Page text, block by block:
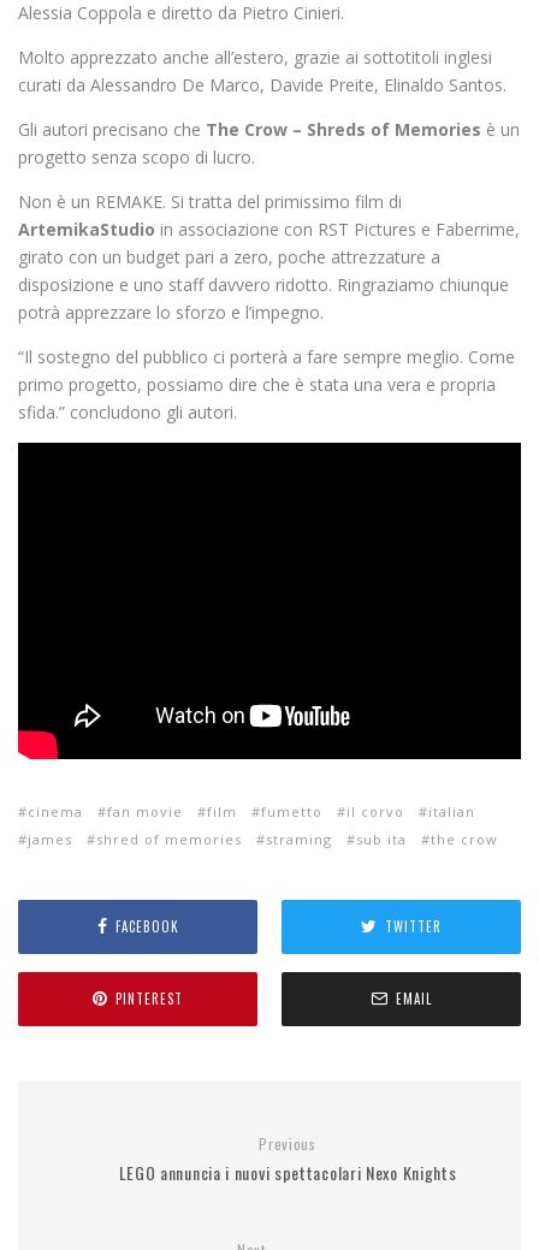
Alessia Coppola e diretto da Pietro Cinieri.
Molto apprezzato anche all’estero, grazie ai sottotitoli inglesi
curati da Alessandro De Marco, Davide Preite, Elinaldo Santos.
Gli autori precisano che The Crow – Shreds of Memories è un
progetto senza scopo di ‎lucro.
Non è un ‎REMAKE. Si tratta del primissimo ‎film di
ArtemikaStudio in associazione con RST Pictures e Faberrime,
girato con un ‎budget pari a zero, poche attrezzature a
disposizione e uno ‎staff davvero ridotto. Ringraziamo chiunque
potrà apprezzare lo sforzo e l’impegno.
“Il sostegno del pubblico ci porterà a fare sempre meglio. Come
primo progetto, possiamo dire che è stata una vera e propria
sfida.” concludono gli autori.
cinema fan movie film fumetto il corvo
italian
james
shred of memories straming sub ita the crow
FACEBOOK TWITTER
PINTEREST EMAIL
Previous
LEGO annuncia i nuovi spettacolari Nexo Knights